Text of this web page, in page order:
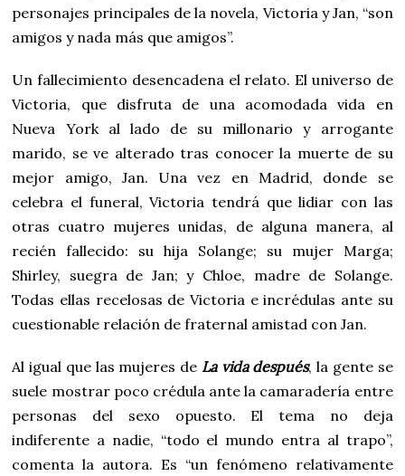
personajes principales de la novela, Victoria y Jan, “son
amigos y nada más que amigos”.
Un fallecimiento desencadena el relato. El universo de
Victoria, que disfruta de una acomodada vida en
Nueva York al lado de su millonario y arrogante
marido, se ve alterado tras conocer la muerte de su
mejor amigo, Jan. Una vez en Madrid, donde se
celebra el funeral, Victoria tendrá que lidiar con las
otras cuatro mujeres unidas, de alguna manera, al
recién fallecido: su hija Solange; su mujer Marga;
Shirley, suegra de Jan; y Chloe, madre de Solange.
Todas ellas recelosas de Victoria e incrédulas ante su
cuestionable relación de fraternal amistad con Jan.
Al igual que las mujeres de La vida después, la gente se
suele mostrar poco crédula ante la camaradería entre
personas del sexo opuesto. El tema no deja
indiferente a nadie, “todo el mundo entra al trapo”,
comenta la autora. Es “un fenómeno relativamente